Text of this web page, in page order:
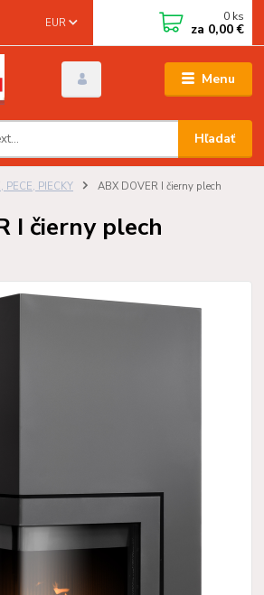
Menu
EUR
Hľadať
0 ks
za 0,00 €
PECE, PIECKY ABX DOVER I čierny plech
I čierny plech